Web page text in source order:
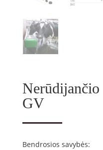
GV
Bendrosios savybės: